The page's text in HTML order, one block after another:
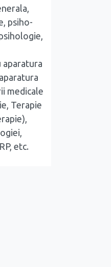
psiho-
aparatura
medicale
Terapie
etc.